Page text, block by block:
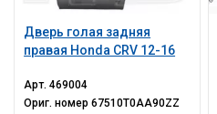
Дверь голая задняя
правая Honda CRV 12-16
Арт.469004
Ориг. номер67510T0AA90ZZ